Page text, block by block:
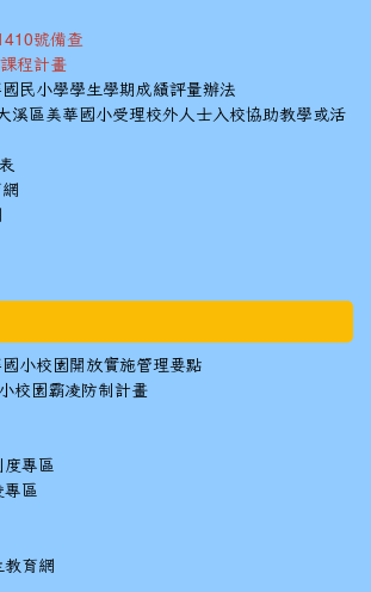
號備查
程計畫
民小學學生學期成績評量辦法
溪區美華國小受理校外人士入校協助教學或活
小校園開放實施管理要點
校園霸凌防制計畫
專區
區
育網